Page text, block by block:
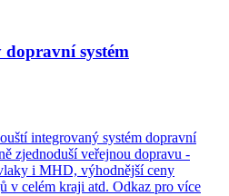
systém
integrovaný systém dopravní
zjednoduší veřejnou dopravu -
i MHD, výhodnější ceny
v celém kraji atd. Odkaz pro více